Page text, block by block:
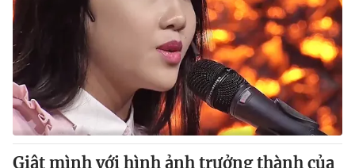
Thế giới
Tin tức
Thế giới đó đây
Câu chuyện quốc tế
Kinh tế
Tài chính
Thị trường
Dữ liệu và đời sống
Truyền hình
Giật mình với hình ảnh trưởng thành của